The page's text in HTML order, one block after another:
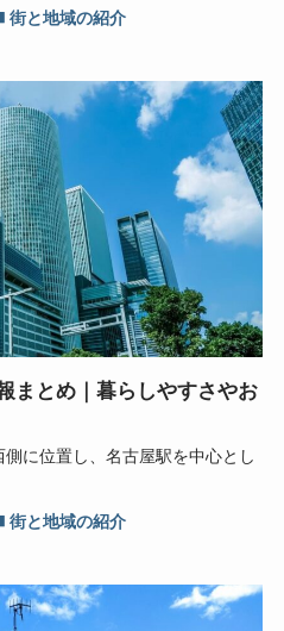
街と地域の紹介
まとめ｜暮らしやすさやお
に位置し、名古屋駅を中心とし
街と地域の紹介